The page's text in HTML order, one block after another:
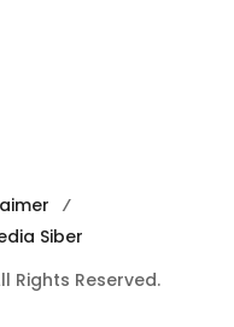
Siber
Rights Reserved.